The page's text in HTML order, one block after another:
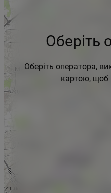
Оберіть
Оберіть оператора,
картою, щоб